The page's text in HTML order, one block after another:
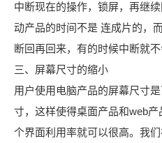
中断现在的操作，锁屏，再继
动产品的时间不是 连成片的，
断回再回来，有的时候中断就不
三、屏幕尺寸的缩小
用户使用电脑产品的屏幕尺寸
寸，这样使得桌面产品和web
个界面利用率就可以很高。我